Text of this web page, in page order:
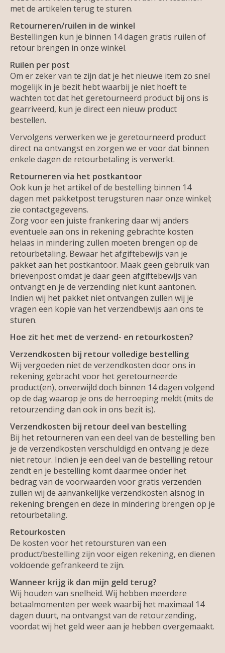
met de artikelen terug te sturen.
Retourneren/ruilen in de winkel
Bestellingen kun je binnen 14 dagen gratis ruilen of
retour brengen in onze winkel.
Ruilen per post
Om er zeker van te zijn dat je het nieuwe item zo snel
mogelijk in je bezit hebt waarbij je niet hoeft te
wachten tot dat het geretourneerd product bij ons is
gearriveerd, kun je direct een nieuw product
bestellen.
Vervolgens verwerken we je geretourneerd product
direct na ontvangst en zorgen we er voor dat binnen
enkele dagen de retourbetaling is verwerkt.
Retourneren via het postkantoor
Ook kun je het artikel of de bestelling binnen 14
dagen met pakketpost terugsturen naar onze winkel;
zie contactgegevens.
Zorg voor een juiste frankering daar wij anders
eventuele aan ons in rekening gebrachte kosten
helaas in mindering zullen moeten brengen op de
retourbetaling. Bewaar het afgiftebewijs van je
pakket aan het postkantoor. Maak geen gebruik van
brievenpost omdat je daar geen afgiftebewijs van
ontvangt en je de verzending niet kunt aantonen.
Indien wij het pakket niet ontvangen zullen wij je
vragen een kopie van het verzendbewijs aan ons te
sturen.
Hoe zit het met de verzend- en retourkosten?
Verzendkosten bij retour volledige bestelling
Wij vergoeden niet de verzendkosten door ons in
rekening gebracht voor het geretourneerde
product(en), onverwijld doch binnen 14 dagen volgend
op de dag waarop je ons de herroeping meldt (mits de
retourzending dan ook in ons bezit is).
Verzendkosten bij retour deel van bestelling
Bij het retourneren van een deel van de bestelling ben
je de verzendkosten verschuldigd en ontvang je deze
niet retour. Indien je een deel van de bestelling retour
zendt en je bestelling komt daarmee onder het
bedrag van de voorwaarden voor gratis verzenden
zullen wij de aanvankelijke verzendkosten alsnog in
rekening brengen en deze in mindering brengen op je
retourbetaling.
Retourkosten
De kosten voor het retoursturen van een
product/bestelling zijn voor eigen rekening, en dienen
voldoende gefrankeerd te zijn.
Wanneer krijg ik dan mijn geld terug?
Wij houden van snelheid. Wij hebben meerdere
betaalmomenten per week waarbij het maximaal 14
dagen duurt, na ontvangst van de retourzending,
voordat wij het geld weer aan je hebben overgemaakt.